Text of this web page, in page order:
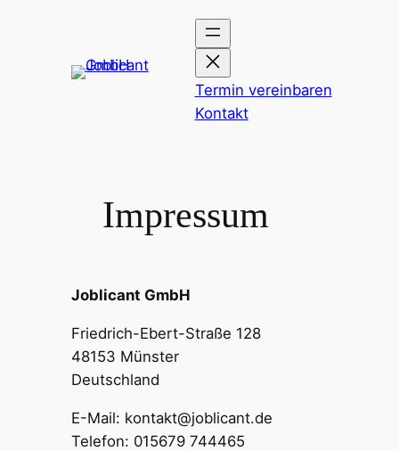
Termin vereinbaren
Kontakt
Impressum
Joblicant GmbH
Friedrich-Ebert-Straße 128
48153 Münster
Deutschland
E-Mail: kontakt@joblicant.de
Telefon: 015679 744465